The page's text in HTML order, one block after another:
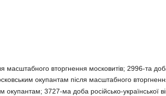
масштабного вторгнення московитів; 2996-та
окупантам після масштабного
3727-ма доба російсько-української